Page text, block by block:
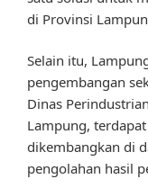
di Provinsi
Selain itu,
pengembangan
Dinas
Lampung,
dikembangkan di
pengolahan hasil